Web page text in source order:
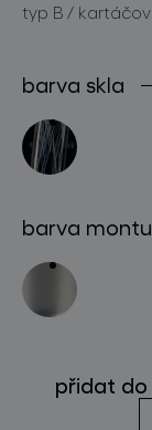
pro
typ B /
barva skla
barva
přidat do